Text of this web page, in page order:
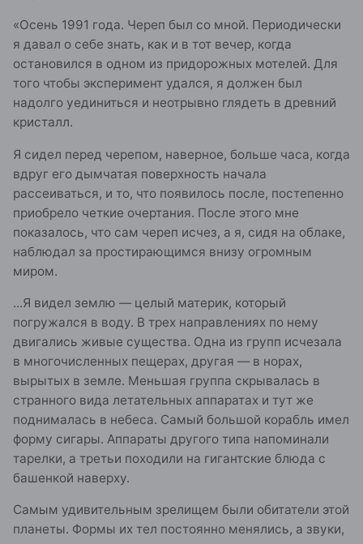
«Осень 1991 года. Череп был со мной. Периодически
я давал о себе знать, как и в тот вечер, когда
остановился в одном из придорожных мотелей. Для
того чтобы эксперимент удался, я должен был
надолго уединиться и неотрывно глядеть в древний
кристалл.
Я сидел перед черепом, наверное, больше часа, когда
вдруг его дымчатая поверхность начала
рассеиваться, и то, что появилось после, постепенно
приобрело четкие очертания. После этого мне
показалось, что сам череп исчез, а я, сидя на облаке,
наблюдал за простирающимся внизу огромным
миром.
...Я видел землю — целый материк, который
погружался в воду. В трех направлениях по нему
двигались живые существа. Одна из групп исчезала
в многочисленных пещерах, другая — в норах,
вырытых в земле. Меньшая группа скрывалась в
странного вида летательных аппаратах и тут же
поднималась в небеса. Самый большой корабль имел
форму сигары. Аппараты другого типа напоминали
тарелки, а третьи походили на гигантские блюда с
башенкой наверху.
Самым удивительным зрелищем были обитатели этой
планеты. Формы их тел постоянно менялись, а звуки,